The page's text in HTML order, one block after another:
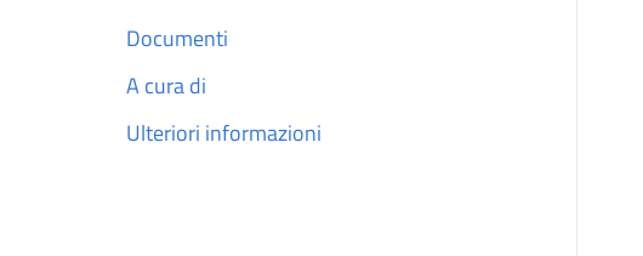
Documenti
A cura di
Ulteriori informazioni